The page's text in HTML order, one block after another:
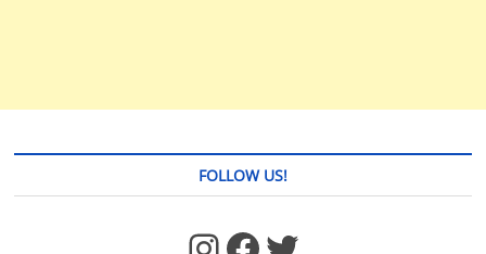
FOLLOW US!